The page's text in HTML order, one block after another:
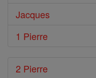
Jacques
1 Pierre
2 Pierre